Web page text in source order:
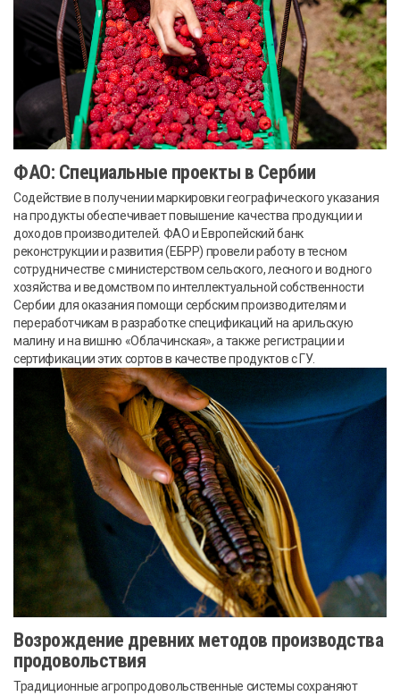
ФАО: Специальные проекты в Сербии
Содействие в получении маркировки географического указания
на продукты обеспечивает повышение качества продукции и
доходов производителей. ФАО и Европейский банк
реконструкции и развития (ЕБРР) провели работу в тесном
сотрудничестве с министерством сельского, лесного и водного
хозяйства и ведомством по интеллектуальной собственности
Сербии для оказания помощи сербским производителям и
переработчикам в разработке спецификаций на арильскую
малину и на вишню «Облачинская», а также регистрации и
сертификации этих сортов в качестве продуктов с ГУ.
Возрождение древних методов производства
продовольствия
Традиционные агропродовольственные системы сохраняют